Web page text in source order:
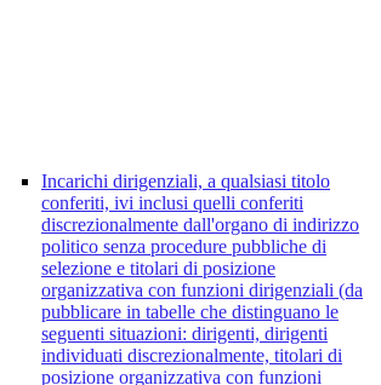
Incarichi dirigenziali, a qualsiasi titolo
conferiti, ivi inclusi quelli conferiti
discrezionalmente dall'organo di indirizzo
politico senza procedure pubbliche di
selezione e titolari di posizione
organizzativa con funzioni dirigenziali (da
pubblicare in tabelle che distinguano le
seguenti situazioni: dirigenti, dirigenti
individuati discrezionalmente, titolari di
posizione organizzativa con funzioni